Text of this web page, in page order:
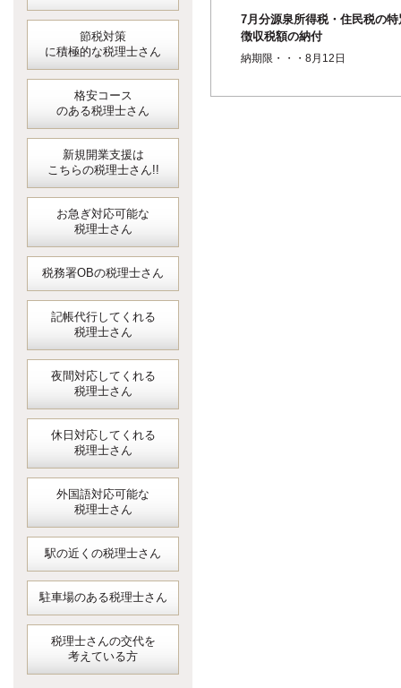
節税対策
に積極的な税理士さん
格安コース
のある税理士さん
新規開業支援は
こちらの税理士さん!!
お急ぎ対応可能な
税理士さん
税務署OBの税理士さん
記帳代行してくれる
税理士さん
夜間対応してくれる
税理士さん
休日対応してくれる
税理士さん
外国語対応可能な
税理士さん
駅の近くの税理士さん
駐車場のある税理士さん
税理士さんの交代を
考えている方
7月分源泉所得税・住民税の特
徴収税額の納付
納期限・・・8月12日